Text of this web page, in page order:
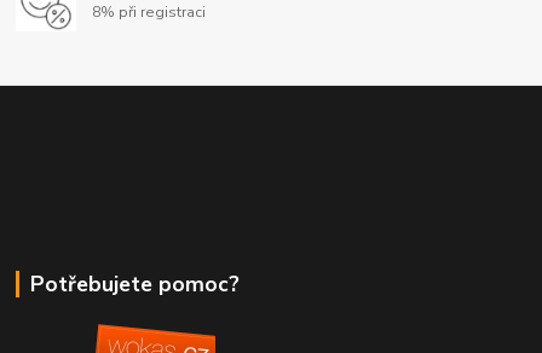
8% při registraci
Potřebujete pomoc?